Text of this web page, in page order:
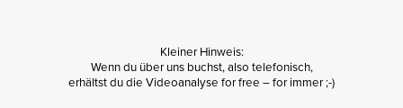
Kleiner Hinweis:
Wenn du über uns buchst, also telefonisch,
erhältst du die Videoanalyse for free –for immer;-)